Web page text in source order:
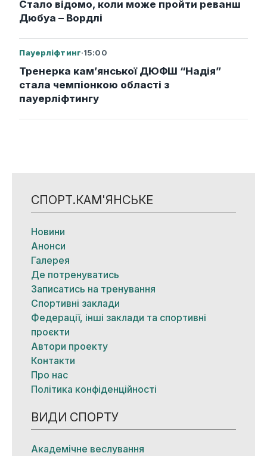
Стало відомо, коли може пройти реванш
Дюбуа – Вордлі
Пауерліфтинг·15:00
Тренерка кам’янської ДЮФШ “Надія”
стала чемпіонкою області з
пауерліфтингу
СПОРТ.КАМ'ЯНСЬКЕ
Новини
Анонси
Галерея
Де потренуватись
Записатись на тренування
Спортивні заклади
Федерації, інші заклади та спортивні
проєкти
Автори проекту
Контакти
Про нас
Політика конфіденційності
ВИДИ СПОРТУ
Академічне веслування